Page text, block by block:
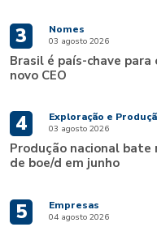
3 Nomes
03 agosto 2026
Brasil é país-chave
novo CEO
4 Exploração e
03 agosto 2026
Produção nacional bate
de boe/d em junho
5 Empresas
04 agosto 2026